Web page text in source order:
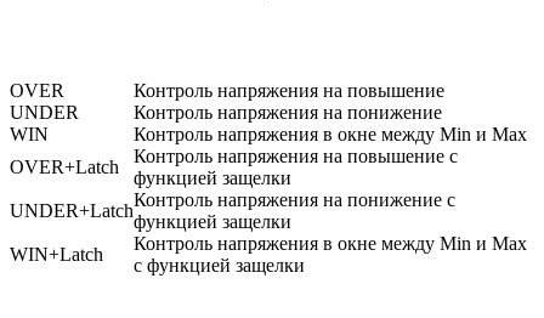
OVER
Контроль напряжения на повышение
UNDER
Контроль напряжения на понижение
WIN
Контроль напряжения в окне между Min и Max
OVER+Latch
Контроль напряжения на повышение с
функцией защелки
UNDER+Latch
Контроль напряжения на понижение с
функцией защелки
WIN+Latch
Контроль напряжения в окне между Min и Max
с функцией защелки